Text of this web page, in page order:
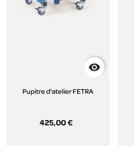

Pupitre d'atelier FETRA
425,00 €